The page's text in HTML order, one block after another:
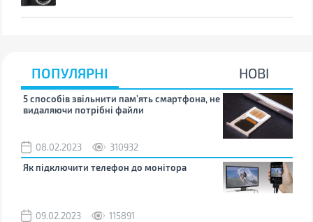
ПОПУЛЯРНІ НОВІ
5 способів звільнити пам’ять смартфона, не
видаляючи потрібні файли
08.02.2023
310932
Як підключити телефон до монітора
09.02.2023
115891